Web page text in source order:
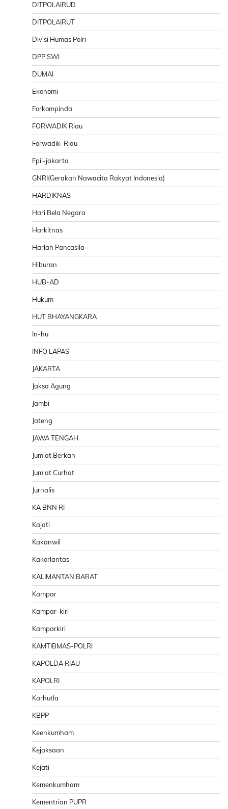
DITPOLAIRUD
DITPOLAIRUT
Divisi Humas Polri
DPP SWI
DUMAI
Ekonomi
Forkompinda
FORWADIK Riau
Forwadik-Riau
Fpii-jakarta
GNRI(Gerakan Nawacita Rakyat Indonesia)
HARDIKNAS
Hari Bela Negara
Harkitnas
Harlah Pancasila
Hiburan
HUB-AD
Hukum
HUT BHAYANGKARA
In-hu
INFO LAPAS
JAKARTA
Jaksa Agung
Jambi
Jateng
JAWA TENGAH
Jum'at Berkah
Jum'at Curhat
Jurnalis
KA BNN RI
Kajati
Kakanwil
Kakorlantas
KALIMANTAN BARAT
Kampar
Kampar-kiri
Kamparkiri
KAMTIBMAS-POLRI
KAPOLDA RIAU
KAPOLRI
Karhutla
KBPP
Keenkumham
Kejaksaan
Kejati
Kemenkumham
Kementrian PUPR